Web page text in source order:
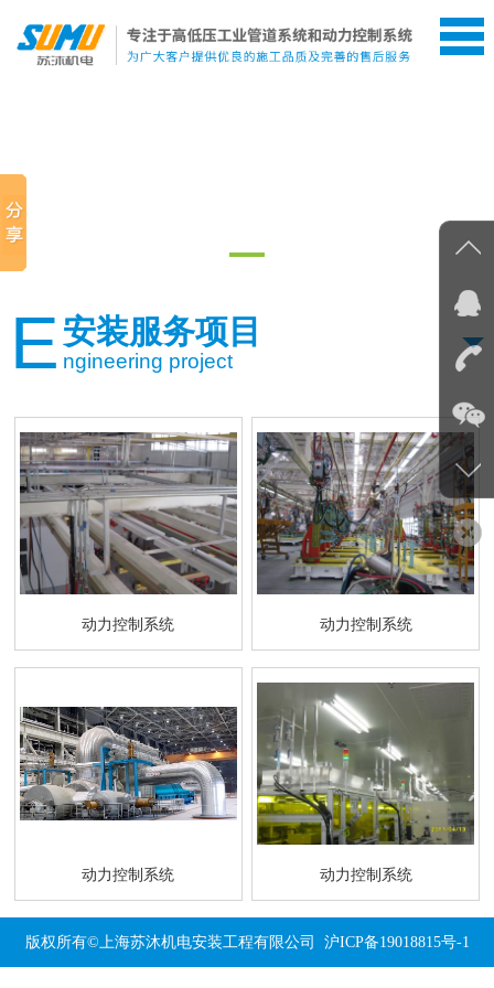
动力控制系统
压力管道系统
新闻资讯
售后服务
联系我们
E 安装服务项目
ngineering project
动力控制系统 动力控制系统
动力控制系统 动力控制系统
版权所有©上海苏沐机电安装工程有限公司 沪ICP备19018815号-1